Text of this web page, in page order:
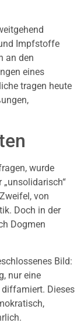
Impfstoffe
an den
eines
tragen heute
wurde
„unsolidarisch“
von
Doch in der
Dogmen
Bild:
nur eine
Dieses